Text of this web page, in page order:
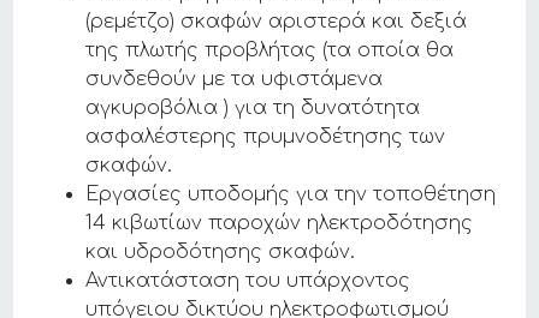
(ρεμέτζο) σκαφών αριστερά και δεξιά
της πλωτής προβλήτας (τα οποία θα
συνδεθούν με τα υφιστάμενα
αγκυροβόλια ) για τη δυνατότητα
ασφαλέστερης πρυμνοδέτησης των
σκαφών.
Εργασίες υποδομής για την τοποθέτηση
14 κιβωτίων παροχών ηλεκτροδότησης
και υδροδότησης σκαφών.
Αντικατάσταση του υπάρχοντος
υπόγειου δικτύου ηλεκτροφωτισμού